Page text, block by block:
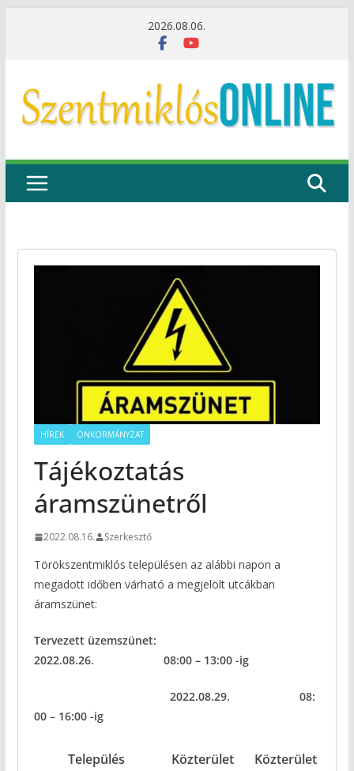
2026.08.06.
HÍREK ÖNKORMÁNYZAT
Tájékoztatás
áramszünetről
2022.08.16. Szerkesztő
Törökszentmiklós településen az alábbi napon a
megadott időben várható a megjelölt utcákban
áramszünet:
Tervezett üzemszünet:
2022.08.26. 08:00– 13:00-ig
2022.08.29. 08:
00– 16:00-ig
Település
Közterület
Közterület